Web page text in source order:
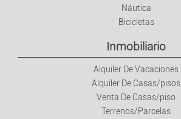
Confección Y Complementos
Relojes Y Joyas
Náutica
Bicicletas
Inmobiliario
Alquiler De Vacaciones
Alquiler De Casas/pisos
Venta De Casas/piso
Terrenos/Parcelas